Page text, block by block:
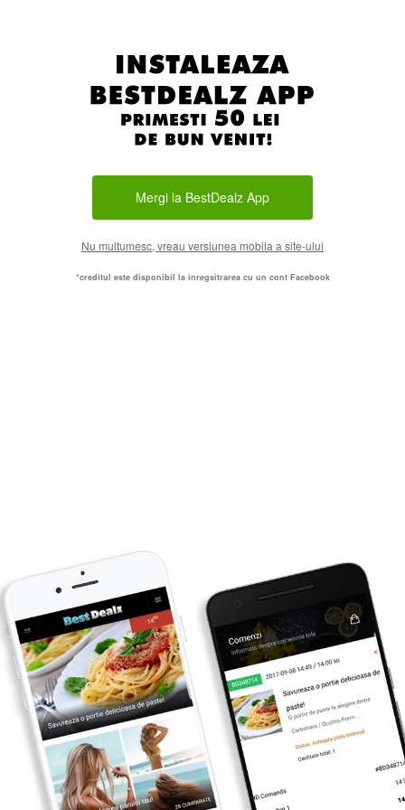
Mergi la BestDealz App
Nu multumesc, vreau versiunea mobila a site-ului
*creditul este disponibil la inregsitrarea cu un cont Facebook
Primesti inapoi 1
CUMPARA